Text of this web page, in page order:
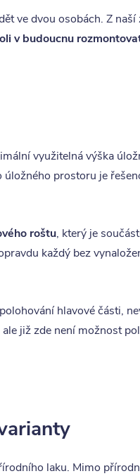
ve dvou osobách. Z
v budoucnu
využitelná výška
úložného prostoru je
roštu, který je
každý bez
hlavové části,
již zde není možnost
laku. Mimo